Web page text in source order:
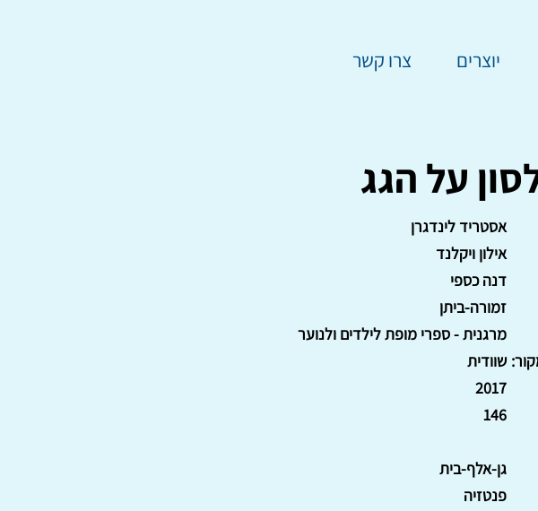
יוצרים צרו קשר
על הגג
אסטריד לינדגרן
אילון ויקלנד
דנה כספי
זמורה-ביתן
מרגנית - ספרי מופת לילדים ולנוער
שוודית
2017
146
גן-אלף-בית
פנטזיה